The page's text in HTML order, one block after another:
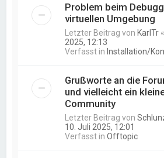
Problem beim
virtuellen Umgebung
Letzter Beitrag von KarlTr «
2025, 12:13
Verfasst in Installation/
Grußworte an die
und vielleicht ein
Community
Letzter Beitrag von
10. Juli 2025, 12:01
Verfasst inOfftopic